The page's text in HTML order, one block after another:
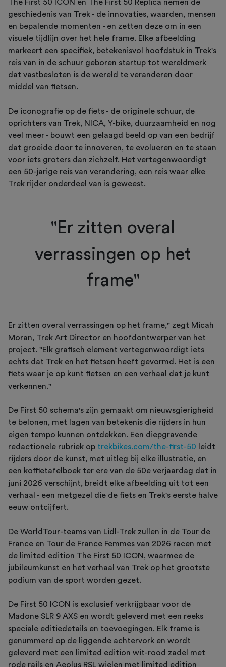
The First 50 ICON en The First 50 Replica nemen de
geschiedenis van Trek - de innovaties, waarden, mensen
en bepalende momenten - en zetten deze om in een
visuele tijdlijn over het hele frame. Elke afbeelding
markeert een specifiek, betekenisvol hoofdstuk in Trek's
reis van in de schuur geboren startup tot wereldmerk
dat vastbesloten is de wereld te veranderen door
middel van fietsen.
De iconografie op de fiets - de originele schuur, de
oprichters van Trek, NICA, Y-bike, duurzaamheid en nog
veel meer - bouwt een gelaagd beeld op van een bedrijf
dat groeide door te innoveren, te evolueren en te staan
voor iets groters dan zichzelf. Het vertegenwoordigt
een 50-jarige reis van verandering, een reis waar elke
Trek rijder onderdeel van is geweest.
"Er zitten overal
verrassingen op het
frame"
Er zitten overal verrassingen op het frame," zegt Micah
Moran, Trek Art Director en hoofdontwerper van het
project. "Elk grafisch element vertegenwoordigt iets
echts dat Trek en het fietsen heeft gevormd. Het is een
fiets waar je op kunt fietsen en een verhaal dat je kunt
verkennen."
De First 50 schema's zijn gemaakt om nieuwsgierigheid
te belonen, met lagen van betekenis die rijders in hun
eigen tempo kunnen ontdekken. Een diepgravende
redactionele rubriek op trekbikes.com/the-first-50 leidt
rijders door de kunst, met uitleg bij elke illustratie, en
een koffietafelboek ter ere van de 50e verjaardag dat in
juni 2026 verschijnt, breidt elke afbeelding uit tot een
verhaal - een metgezel die de fiets en Trek's eerste halve
eeuw ontcijfert.
De WorldTour-teams van Lidl-Trek zullen in de Tour de
France en Tour de France Femmes van 2026 racen met
de limited edition The First 50 ICON, waarmee de
jubileumkunst en het verhaal van Trek op het grootste
podium van de sport worden gezet.
De First 50 ICON is exclusief verkrijgbaar voor de
Madone SLR 9 AXS en wordt geleverd met een reeks
speciale editiedetails en toevoegingen. Elk frame is
genummerd op de liggende achtervork en wordt
geleverd met een limited edition wit-rood zadel met
rode rails en Aeolus RSL wielen met limited edition